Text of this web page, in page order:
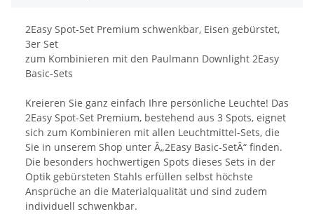
2Easy Spot-Set Premium schwenkbar, Eisen gebürstet,
3er Set
zum Kombinieren mit den Paulmann Downlight 2Easy
Basic-Sets
Kreieren Sie ganz einfach Ihre persönliche Leuchte! Das
2Easy Spot-Set Premium, bestehend aus 3 Spots, eignet
sich zum Kombinieren mit allen Leuchtmittel-Sets, die
Sie in unserem Shop unter Â„2Easy Basic-SetÂ“ finden.
Die besonders hochwertigen Spots dieses Sets in der
Optik gebürsteten Stahls erfüllen selbst höchste
Ansprüche an die Materialqualität und sind zudem
individuell schwenkbar.